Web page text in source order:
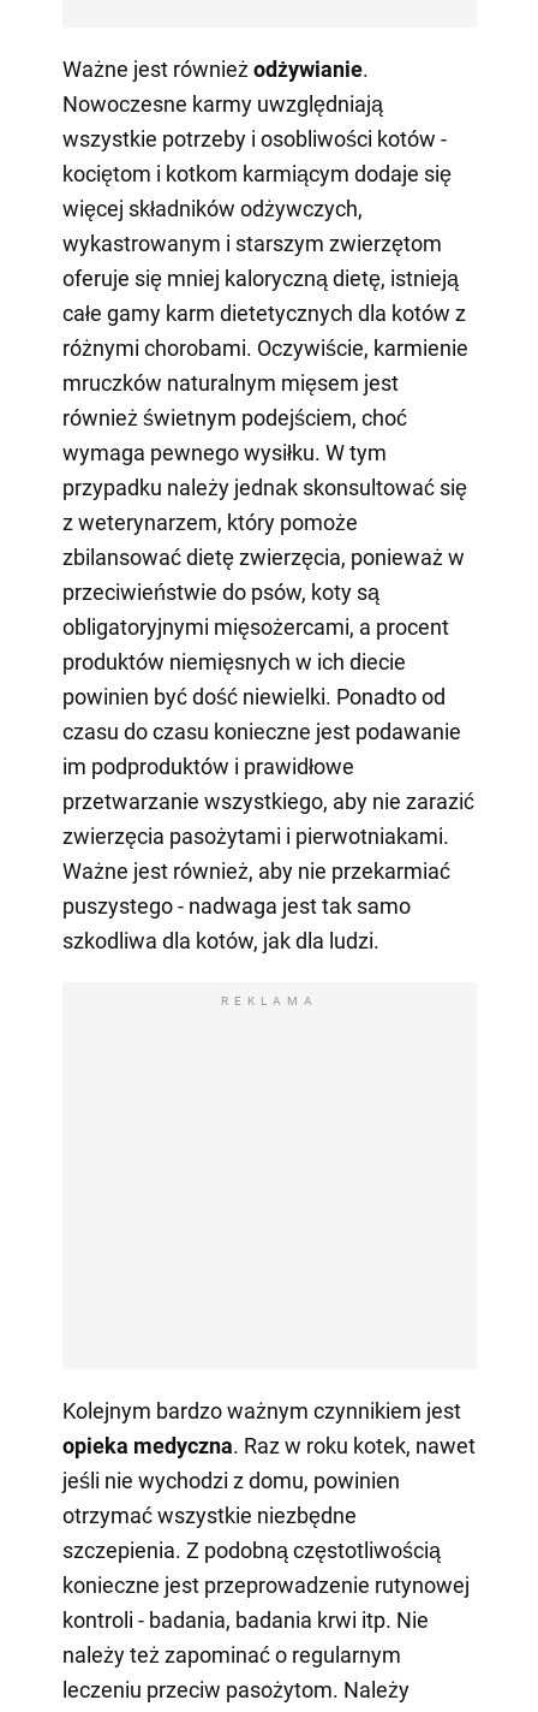
Ważne jest również odżywianie.
Nowoczesne karmy uwzględniają
wszystkie potrzeby i osobliwości kotów -
kociętom i kotkom karmiącym dodaje się
więcej składników odżywczych,
wykastrowanym i starszym zwierzętom
oferuje się mniej kaloryczną dietę, istnieją
całe gamy karm dietetycznych dla kotów z
różnymi chorobami. Oczywiście, karmienie
mruczków naturalnym mięsem jest
również świetnym podejściem, choć
wymaga pewnego wysiłku. W tym
przypadku należy jednak skonsultować się
z weterynarzem, który pomoże
zbilansować dietę zwierzęcia, ponieważ w
przeciwieństwie do psów, koty są
obligatoryjnymi mięsożercami, a procent
produktów niemięsnych w ich diecie
powinien być dość niewielki. Ponadto od
czasu do czasu konieczne jest podawanie
im podproduktów i prawidłowe
przetwarzanie wszystkiego, aby nie zarazić
zwierzęcia pasożytami i pierwotniakami.
Ważne jest również, aby nie przekarmiać
puszystego - nadwaga jest tak samo
szkodliwa dla kotów, jak dla ludzi.
REKLAMA
Kolejnym bardzo ważnym czynnikiem jest
opieka medyczna. Raz w roku kotek, nawet
jeśli nie wychodzi z domu, powinien
otrzymać wszystkie niezbędne
szczepienia. Z podobną częstotliwością
konieczne jest przeprowadzenie rutynowej
kontroli - badania, badania krwi itp. Nie
należy też zapominać o regularnym
leczeniu przeciw pasożytom. Należy